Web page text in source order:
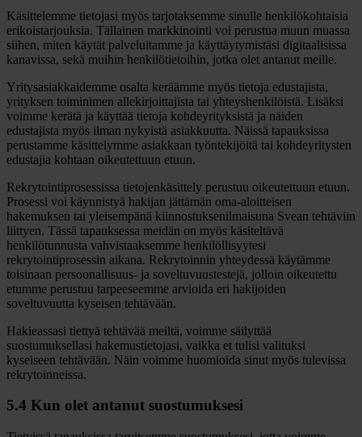
Käsittelemme tietojasi myös tarjotaksemme sinulle henkilökohtaisia
erikoistarjouksia. Tällainen markkinointi voi perustua muun muassa
siihen, miten käytät palveluitamme ja käyttäytymistäsi digitaalisissa
kanavissa, sekä muihin henkilötietoihin, jotka olet antanut meille.
Yritysasiakkaidemme osalta keräämme myös tietoja edustajista,
yrityksen toiminimen allekirjoittajista tai yhteyshenkilöistä. Lisäksi
voimme kerätä ja käyttää tietoja kohdeyrityksistä ja näiden
edustajista myös ilman nykyistä asiakkuutta. Näissä tapauksissa
perustamme käsittelymme asiakkaan työntekijöitä tai kohdeyritysten
edustajia kohtaan oikeutettuun etuun.
Rekrytointiprosessissa tietojenkäsittely perustuu oikeutettuun etuun.
Prosessi voi käynnistyä hakijan jättämän oma-aloitteisen
hakemuksen tai yleisempänä kiinnostuksenilmaisuna Svean tehtäviin
liittyen. Tässä tapauksessa meidän on myös käsiteltävä
henkilötunnusta vahvistaaksemme henkilöllisyytesi
rekrytointiprosessin aikana. Rekrytoinnin yhteydessä käytämme
toisinaan persoonallisuus- ja soveltuvuustestejä, jolloin oikeutettu
etumme perustuu tarpeeseemme arvioida eri hakijoiden
soveltuvuutta kyseisen tehtävään.
Hakieassasi tiettyä tehtävää meiltä, voimme säilyttää
suostumuksellasi hakemustietojasi, vaikka et tulisi valituksi
kyseiseen tehtävään. Näin voimme huomioida sinut myös tulevissa
rekrytoinneissa.
5.4 Kun olet antanut suostumuksesi